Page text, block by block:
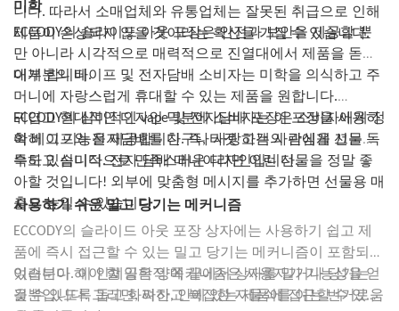
각을 반영한 특별한 작품으로 변신시켜 보세요. 오늘 바로 공예를 시
작하고 상상력이 어디까지 뻗어나가는지 확인해 보세요!
보호를 위해 필요한 조치를 취하고 있음을 알게 되면, 동일한 수준의
안전 조치를 제공하지 않는 다른 제품보다 귀사의 제품을 선택할 가
능성이 높아집니다. 전자담배용 어린이 보호 포장재에 투자하는 것
은 현명한 사업적 결정일 뿐만 아니라 브랜드를 강화하고 고객 충성
도를 구축하는 효과적인 방법입니다.
장기적인 성공을 보장하세요
마지막으로, 전자담배 포장을 어린이 보호용 봉투로 업그레이드하
는 것은 사업의 장기적인 성공과 지속 가능성을 보장하는 데 매우 중
요합니다. 점점 더 엄격해지는 규제와 제품 안전에 대한 우려가 커지
는 상황에서, 앞서 나가 브랜드와 제품을 적극적으로 보호하는 것이
필수적입니다. 어린이 보호용 봉투는 전자담배를 안전하게 보관하
고 어린이가 실수로 삼키는 것을 방지하는 믿을 수 있고 효과적인 해
결책입니다.
어린이 보호용 포장재에 투자함으로써 제품 안전과 책임감에 대한
의지를 보여줄 수 있으며, 이는 사업의 미래 성공을 보장하는 데 도
움이 됩니다. 소비자들은 안전을 최우선으로 생각하고 소비자의 안
어린이의 무단 접근으로부터 효과적으로 보호되도록 해야 합니다.
주요 차이점
어린이 보호 포장과 어린이 안전 포장은 유해 물질로부터 어린이를
보호한다는 공통 목표를 가지고 있지만, 두 포장 유형에는 몇 가지
중요한 차이점이 있습니다. 이러한 차이점을 이해하면 소비자가 가
정용 제품을 선택할 때 더 나은 정보를 바탕으로 결정을 내릴 수 있
습니다.
어린이 보호 포장과 어린이 안전 포장의 주요 차이점 중 하나는 개봉
난이도에 있습니다. 어린이 보호 포장은 어린이가 접근하기 어렵도
록 설계되었지만 어른은 비교적 쉽게 열 수 있습니다. 반면, 어린이
안전 포장은 어른의 도움 없이는 어린이가 잠금을 해제하거나 열 수
없도록 사실상 불가능하게 설계되었습니다.
또 다른 중요한 차이점은 각 포장 유형에 적용되는 규제 및 테스트
범위입니다. 어린이 보호 포장은 일반적으로 의약품이나 가정용 세
제처럼 어린이에게 중간 정도의 위험을 초래할 수 있는 제품에 요구
됩니다. 반면, 어린이 안전 포장은 섭취하거나 잘못 취급할 경우 부
상이나 중독 위험이 높은 제품에 사용됩니다.
니다. 따라서 소매업체와 유통업체는 잘못된 취급으로 인해
제품이 손상되지 않을 것이라는 확신을 가질 수 있습니다.
미학
ECCODY의 슬라이드 아웃 포장은 안전과 보안을 제공할 뿐
만 아니라 시각적으로 매력적으로 진열대에서 제품을 돋보
이게 합니다.
대부분의 베이프 및 전자담배 소비자는 미학을 의식하고 주
머니에 자랑스럽게 휴대할 수 있는 제품을 원합니다.
ECCODY의 심미적인 vape 및 전자담배 포장은 소비자에게 정
확히 그 기능을 제공합니다. 즉, 타겟 고객의 관심을 끄는 독
특하고 심미적으로 만족스러운 디자인입니다.
귀엽고 현대적인 디자인 덕분에 소비자는 이 포장을 사용하
여 베이프와 전자담배를 친구나 사랑하는 사람에게 선물할
수도 있습니다. 전자 담배 매니아라면 이런 선물을 정말 좋
아할 것입니다! 외부에 맞춤형 메시지를 추가하면 선물용 매
출도 높일 수 있습니다.
사용하기 쉬운 밀고 당기는 메커니즘
ECCODY의 슬라이드 아웃 포장 상자에는 사용하기 쉽고 제
품에 즉시 접근할 수 있는 밀고 당기는 메커니즘이 포함되어
있습니다. 이 인체공학적 메커니즘은 사용자가 기능성을 얻
을 수 있도록 돕고 화려하고 복잡한 자물쇠를 여는 번거로움
여러분이 해야 할 일은 양쪽 끝에서 상자를 밀거나 당기는
것뿐입니다. 그러면, 짜잔, 안에 있는 제품에 접근할 수 있습